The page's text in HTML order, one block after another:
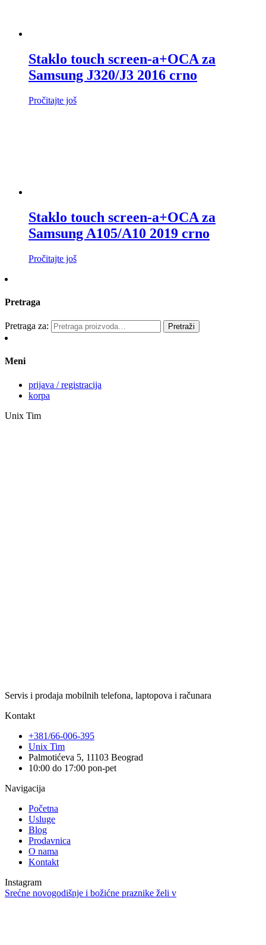
Staklo touch screen-a+OCA za
Samsung J320/J3 2016 crno
Pročitajte još
Staklo touch screen-a+OCA za
Samsung A105/A10 2019 crno
Pročitajte još
Pretraga
Pretraga za: Pretraži
Meni
prijava / registracija
korpa
Unix Tim
Servis i prodaja mobilnih telefona, laptopova i računara
Kontakt
+381/66-006-395
Unix Tim
Palmotićeva 5, 11103 Beograd
10:00 do 17:00 pon-pet
Navigacija
Početna
Usluge
Blog
Prodavnica
O nama
Kontakt
Instagram
Srećne novogodišnje i božićne praznike želi v